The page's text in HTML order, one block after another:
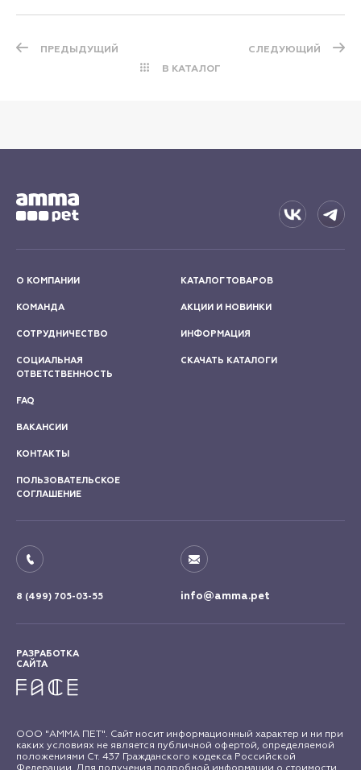
ПРЕДЫДУЩИЙ
В КАТАЛОГ
СЛЕДУЮЩИЙ
О КОМПАНИИ
КОМАНДА
СОТРУДНИЧЕСТВО
СОЦИАЛЬНАЯ
ОТВЕТСТВЕННОСТЬ
КАТАЛОГ ТОВАРОВ
АКЦИИ И НОВИНКИ
ИНФОРМАЦИЯ
СКАЧАТЬ КАТАЛОГИ
FAQ
ВАКАНСИИ
КОНТАКТЫ
ПОЛЬЗОВАТЕЛЬСКОЕ
СОГЛАШЕНИЕ
8 (499) 705-03-55 info@amma.pet
РАЗРАБОТКА
САЙТА
ООО "АММА ПЕТ". Сайт носит информационный характер и ни при
каких условиях не является публичной офертой, определяемой
положениями Ст. 437 Гражданского кодекса Российской